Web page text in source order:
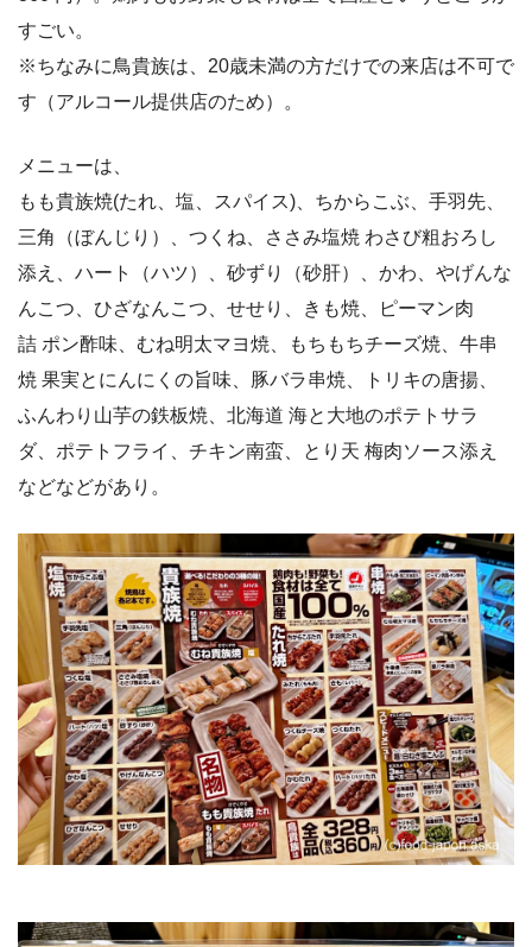
すごい。
※ちなみに鳥貴族は、20歳未満の方だけでの来店は不可で
す（アルコール提供店のため）。
メニューは、
もも貴族焼(たれ、塩、スパイス)、ちからこぶ、手羽先、
三角（ぼんじり）、つくね、ささみ塩焼 わさび粗おろし
添え、ハート（ハツ）、砂ずり（砂肝）、かわ、やげんな
んこつ、ひざなんこつ、せせり、きも焼、ピーマン肉
詰 ポン酢味、むね明太マヨ焼、もちもちチーズ焼、牛串
焼 果実とにんにくの旨味、豚バラ串焼、トリキの唐揚、
ふんわり山芋の鉄板焼、北海道 海と大地のポテトサラ
ダ、ポテトフライ、チキン南蛮、とり天 梅肉ソース添え
などなどがあり。